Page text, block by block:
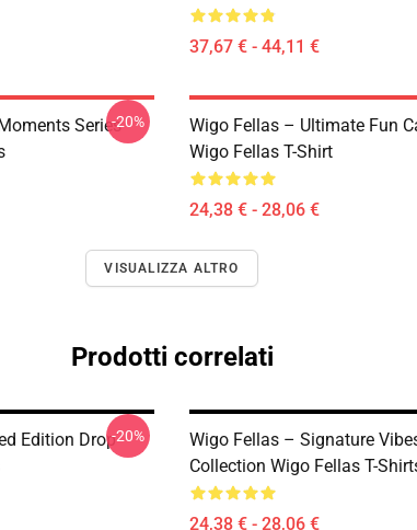
37,67 € - 44,11 €
Series-20%
Wigo Fellas – Ultimate Fun
Wigo Fellas T-Shirt
24,38 € - 28,06 €
VISUALIZZA ALTRO
Prodotti correlati
Edition Drop-20%
Wigo Fellas – Signature
Collection Wigo Fellas T-
24,38 € - 28,06 €